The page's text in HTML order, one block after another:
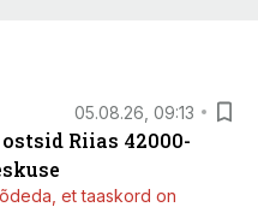
05.08.26, 09:13
Riias 42000-
et taaskord on